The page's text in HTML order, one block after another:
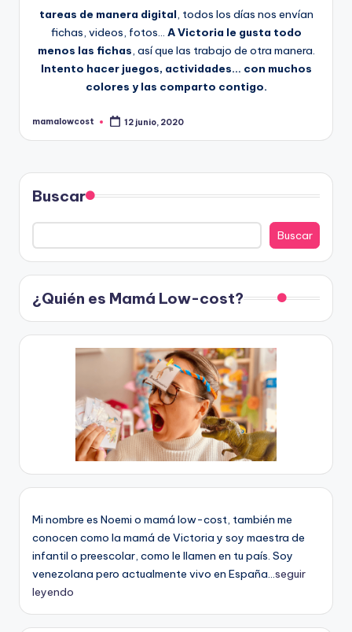
tareas de manera digital, todos los días nos envían
fichas, videos, fotos… A Victoria le gusta todo
menos las fichas, así que las trabajo de otra manera.
Intento hacer juegos, actividades… con muchos
colores y las comparto contigo.
Publicado
mamalowcost 12 junio, 2020
Buscar
Buscar
¿Quién es Mamá Low-cost?
Mi nombre es Noemi o mamá low-cost, también me
conocen como la mamá de Victoria y soy maestra de
infantil o preescolar, como le llamen en tu país. Soy
venezolana pero actualmente vivo en España...seguir
leyendo